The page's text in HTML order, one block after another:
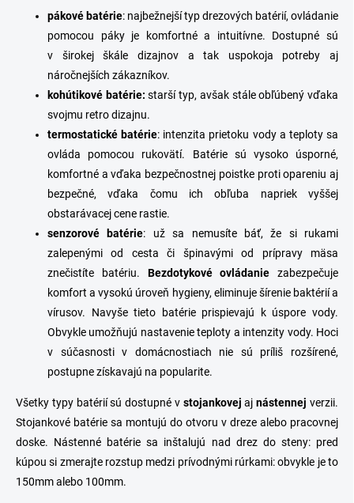
i
s
u
pákové batérie: najbežnejší typ drezových batérií, ovládanie
pomocou páky je komfortné a intuitívne. Dostupné sú
v širokej škále dizajnov a tak uspokoja potreby aj
náročnejších zákazníkov.
kohútikové batérie: starší typ, avšak stále obľúbený vďaka
svojmu retro dizajnu.
termostatické batérie: intenzita prietoku vody a teploty sa
ovláda pomocou rukovätí. Batérie sú vysoko úsporné,
komfortné a vďaka bezpečnostnej poistke proti opareniu aj
bezpečné, vďaka čomu ich obľuba napriek vyššej
obstarávacej cene rastie.
senzorové batérie: už sa nemusíte báť, že si rukami
zalepenými od cesta či špinavými od prípravy mäsa
znečistíte batériu. Bezdotykové ovládanie zabezpečuje
komfort a vysokú úroveň hygieny, eliminuje šírenie baktérií a
vírusov. Navyše tieto batérie prispievajú k úspore vody.
Obvykle umožňujú nastavenie teploty a intenzity vody. Hoci
v súčasnosti v domácnostiach nie sú príliš rozšírené,
postupne získavajú na popularite.
Všetky typy batérií sú dostupné v stojankovej ajnástennej verzii.
Stojankové batérie sa montujú do otvoru v dreze alebo pracovnej
doske. Nástenné batérie sa inštalujú nad drez do steny: pred
kúpou si zmerajte rozstup medzi prívodnými rúrkami: obvykle je to
150mmalebo 100mm.